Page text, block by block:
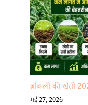
ब्रोकली की खेती
मई 27, 2026